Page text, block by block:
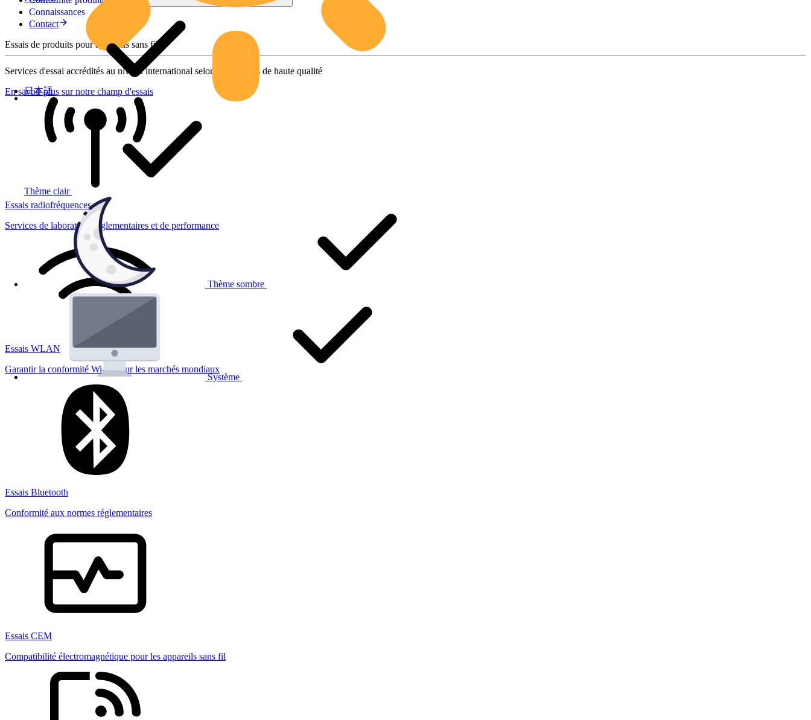
Thème clair
Thème sombre
Système
日本語
Connaissances
Contact
Essais de produits pour appareils sans fil
Services d'essai accrédités au niveau international selon des normes de haute qualité
En savoir plus sur notre champ d'essais
Essais radiofréquences
Services de laboratoire réglementaires et de performance
Essais WLAN
Garantir la conformité Wi-Fi pour les marchés mondiaux
Essais Bluetooth
Conformité aux normes réglementaires
Essais CEM
Compatibilité électromagnétique pour les appareils sans fil